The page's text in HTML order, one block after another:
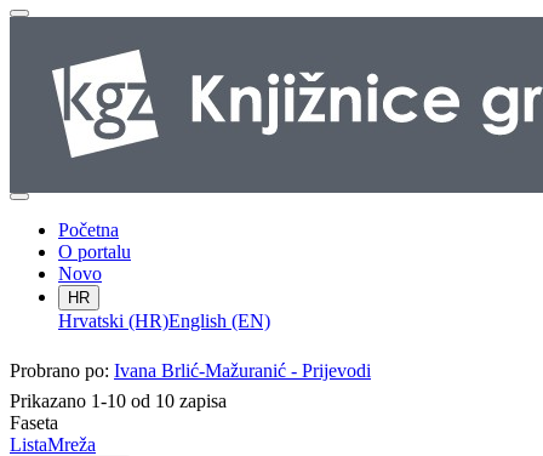
Početna
O portalu
Novo
HR
Hrvatski (HR)English (EN)
Probrano po: Ivana Brlić-Mažuranić - Prijevodi
Prikazano 1-10 od 10 zapisa
Faseta
ListaMreža